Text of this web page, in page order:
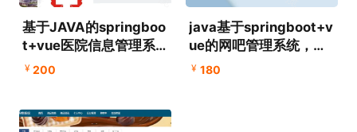
基于JAVA的springboo
t+vue医院信息管理系
统、医院挂号管理系
¥ 200
java基于springboot+v
ue的网吧管理系统，附
源码+数据库+论文+PP
¥ 180